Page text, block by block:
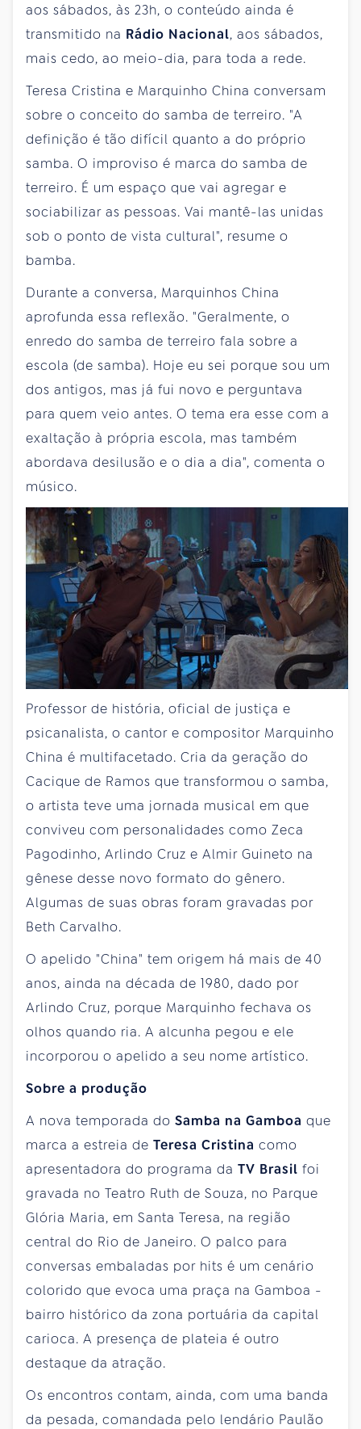
aos sábados, às 23h, o conteúdo ainda é
transmitido na Rádio Nacional, aos sábados,
mais cedo, ao meio-dia, para toda a rede.
Teresa Cristina e Marquinho China conversam
sobre o conceito do samba de terreiro. "A
definição é tão difícil quanto a do próprio
samba. O improviso é marca do samba de
terreiro. É um espaço que vai agregar e
sociabilizar as pessoas. Vai mantê-las unidas
sob o ponto de vista cultural", resume o
bamba.
Durante a conversa, Marquinhos China
aprofunda essa reflexão. "Geralmente, o
enredo do samba de terreiro fala sobre a
escola (de samba). Hoje eu sei porque sou um
dos antigos, mas já fui novo e perguntava
para quem veio antes. O tema era esse com a
exaltação à própria escola, mas também
abordava desilusão e o dia a dia", comenta o
músico.
Professor de história, oficial de justiça e
psicanalista, o cantor e compositor Marquinho
China é multifacetado. Cria da geração do
Cacique de Ramos que transformou o samba,
o artista teve uma jornada musical em que
conviveu com personalidades como Zeca
Pagodinho, Arlindo Cruz e Almir Guineto na
gênese desse novo formato do gênero.
Algumas de suas obras foram gravadas por
Beth Carvalho.
O apelido "China" tem origem há mais de 40
anos, ainda na década de 1980, dado por
Arlindo Cruz, porque Marquinho fechava os
olhos quando ria. A alcunha pegou e ele
incorporou o apelido a seu nome artístico.
Sobre a produção
A nova temporada do Samba na Gamboa que
marca a estreia de Teresa Cristina como
apresentadora do programa da TV Brasil foi
gravada no Teatro Ruth de Souza, no Parque
Glória Maria, em Santa Teresa, na região
central do Rio de Janeiro. O palco para
conversas embaladas por hits é um cenário
colorido que evoca uma praça na Gamboa -
bairro histórico da zona portuária da capital
carioca. A presença de plateia é outro
destaque da atração.
Os encontros contam, ainda, com uma banda
da pesada, comandada pelo lendário Paulão